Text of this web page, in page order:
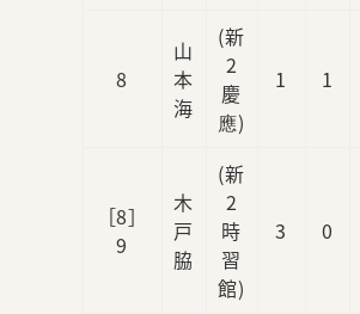
8
山
本
海
(新
2
慶
應)
1 1
［8］
9
木
戸
脇
(新
2
時
習
館)
3 0